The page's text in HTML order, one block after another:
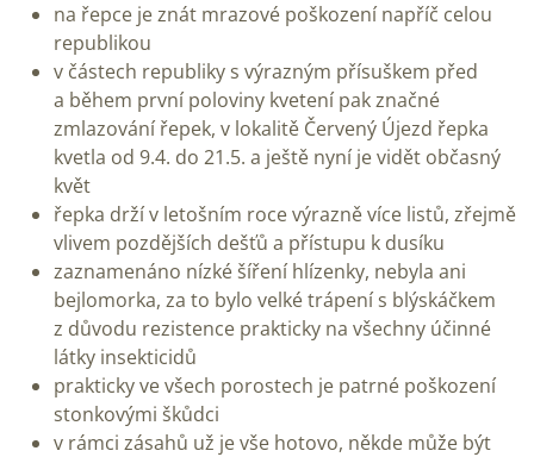
na řepce je znát mrazové poškození napříč celou
republikou
v částech republiky s výrazným přísuškem před
a během první poloviny kvetení pak značné
zmlazování řepek, v lokalitě Červený Újezd řepka
kvetla od 9.4. do 21.5. a ještě nyní je vidět občasný
květ
řepka drží v letošním roce výrazně více listů, zřejmě
vlivem pozdějších dešťů a přístupu k dusíku
zaznamenáno nízké šíření hlízenky, nebyla ani
bejlomorka, za to bylo velké trápení s blýskáčkem
z důvodu rezistence prakticky na všechny účinné
látky insekticidů
prakticky ve všech porostech je patrné poškození
stonkovými škůdci
v rámci zásahů už je vše hotovo, někde může být